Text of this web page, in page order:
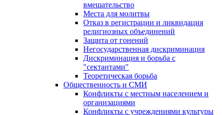
вмешательство
Места для молитвы
Отказ в регистрации и ликвидация
религиозных объединений
Защита от гонений
Негосударственная дискриминация
Дискриминация и борьба с
"сектантами"
Теоретическая борьба
Общественность и СМИ
Конфликты с местным населением и
организациями
Конфликты с учреждениями культуры